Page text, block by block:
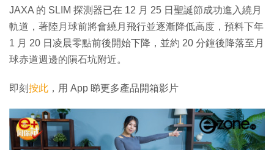
JAXA 的 SLIM 探測器已在 12 月 25 日聖誕節成功進入繞月
軌道，著陸月球前將會繞月飛行並逐漸降低高度，預料下年
1 月 20 日凌晨零點前後開始下降，並約 20 分鐘後降落至月
球赤道週邊的隕石坑附近。
即刻 按此 ，用 App 睇更多產品開箱影片